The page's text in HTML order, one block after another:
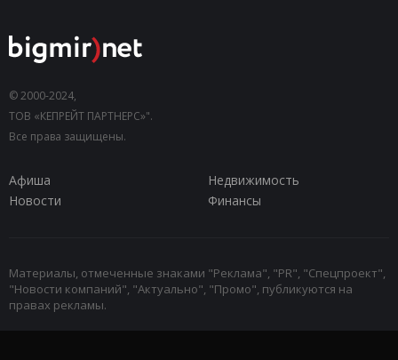
© 2000-2024,
ТОВ «КЕПРЕЙТ ПАРТНЕРС»".
Все права защищены.
Афиша
Недвижимость
Новости
Финансы
Материалы, отмеченные знаками "Реклама", "PR", "Спецпроект",
"Новости компаний", "Актуально", "Промо", публикуются на
правах рекламы.